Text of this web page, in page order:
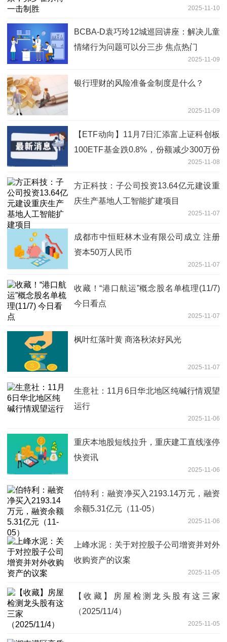
2025-11-10
BCBA-D袁巧玲12城巡回讲座：解决儿童
情绪行为问题可以分三步 焦点热门
2025-11-09
银行理财的风险准备金制度是什么？
2025-11-09
【ETF动向】11月7日汇添富上证科创板
100ETF基金跌0.8%，份额减少300万份
2025-11-08
方正科技：子公司投资13.64亿元建设重
庆生产基地人工智能扩建项目
2025-11-07
成都市中恒旺林木业有限公司成立 注册
资本50万人民币
2025-11-07
收藏！“港口航运”概念股名单梳理(11/7)
今日看点
2025-11-07
枫叶红落叶黄 商洛秋浓好风光
2025-11-07
生意社：11月6日华北地区纯碱行情观望
运行
2025-11-06
重庆本地股短线拉升，重庆建工直线涨停
快资讯
2025-11-06
伯特利：融资净买入2193.14万元，融资
余额5.31亿元（11-05）
2025-11-06
上峰水泥：关于对控股子公司增资并对外
收购资产的议案
2025-11-05
【收藏】房屋检测龙头股有这三家
（2025/11/4）
2025-11-05